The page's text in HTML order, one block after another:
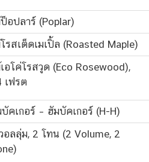
อปลาร์ (Poplar)
รสเต็ดเมเปิ้ล (Roasted Maple)
อโค่โรสวูด (Eco Rosewood),
เฟรต
คเกอร์ – ฮัมบัคเกอร์ (H-H)
อลลุ่ม, 2 โทน (2 Volume, 2